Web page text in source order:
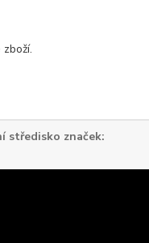
středisko značek: